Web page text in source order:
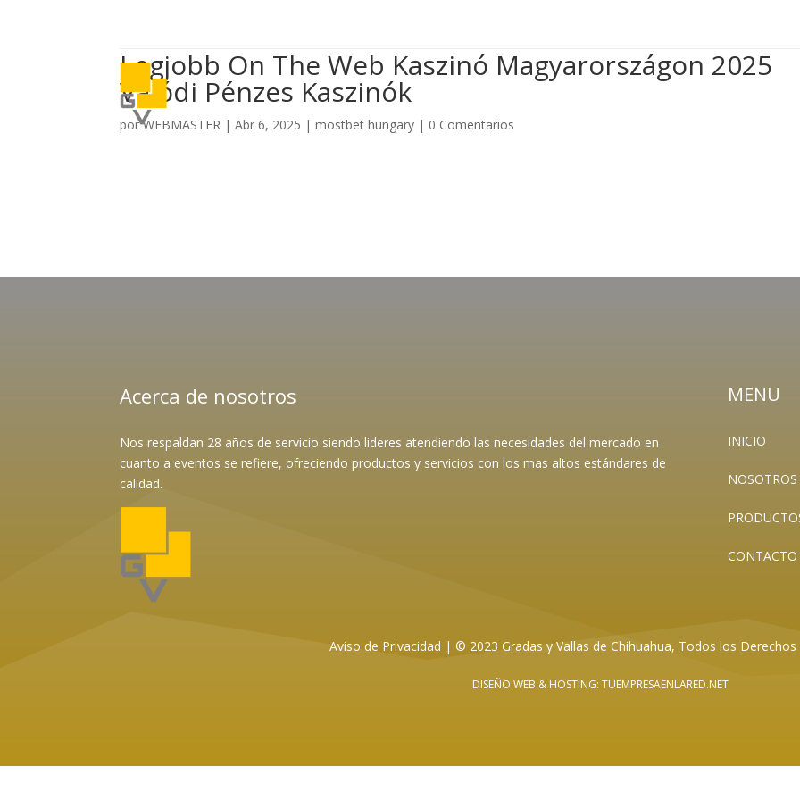
Legjobb On The Web Kaszinó Magyarországon 2025
Valódi Pénzes Kaszinók
porWEBMASTER |Abr 6, 2025 |mostbet hungary | 0 Comentarios
Acerca de nosotros
Nos respaldan 28 años de servicio siendo lideres atendiendo las necesidades del mercado en
cuanto a eventos se refiere, ofreciendo productos y servicios con los mas altos estándares de
calidad.
MENU
INICIO
NOSOTROS
CONTACTO
Aviso de Privacidad | © 2023 Gradas y Vallas de Chihuahua, Todos los Derechos
DISEÑO WEB & HOSTING: TUEMPRESAENLARED.NET